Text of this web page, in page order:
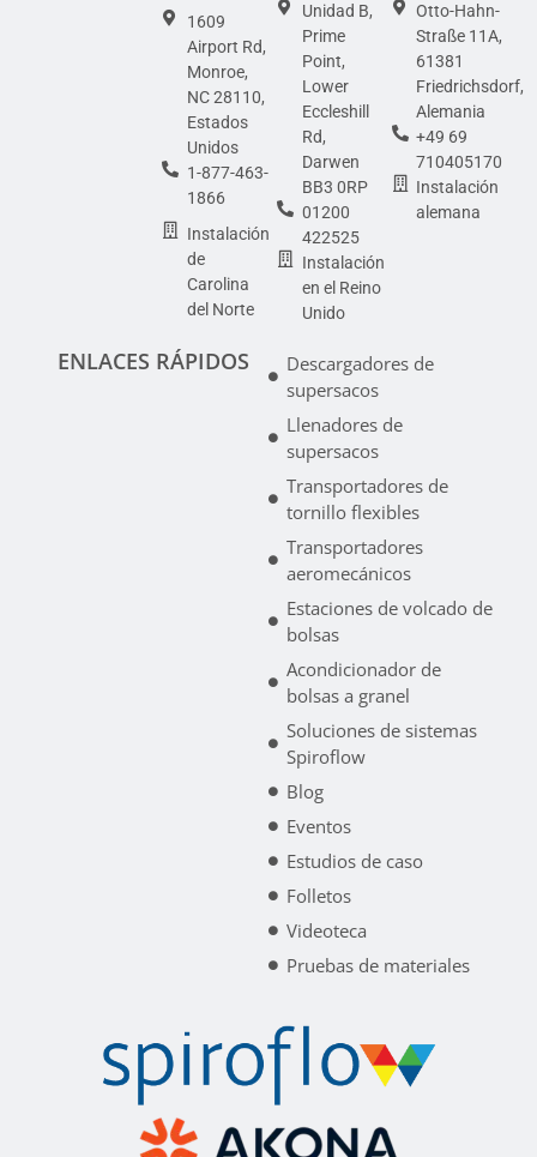
1609
Airport Rd,
Monroe,
NC 28110,
Estados
Unidos
1-877-463-
1866
Instalación
de
Carolina
del Norte
Unidad B,
Prime
Point,
Lower
Eccleshill
Rd,
Darwen
BB3 0RP
01200
422525
Instalación
en el Reino
Unido
Otto-Hahn-
Straße 11A,
61381
Friedrichsdorf,
Alemania
+49 69
710405170
Instalación
alemana
ENLACES RÁPIDOS
Descargadores de
supersacos
Llenadores de
supersacos
Transportadores de
tornillo flexibles
Transportadores
aeromecánicos
Estaciones de volcado de
bolsas
Acondicionador de
bolsas a granel
Soluciones de sistemas
Spiroflow
Blog
Eventos
Estudios de caso
Folletos
Videoteca
Pruebas de materiales